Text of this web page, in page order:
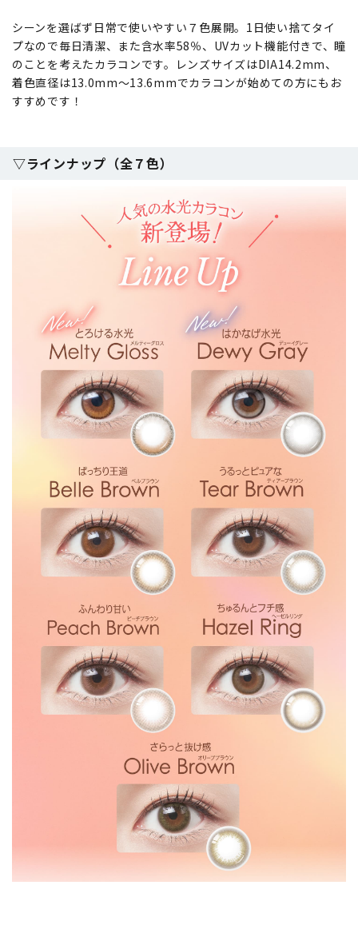
シーンを選ばず日常で使いやすい７色展開。1日使い捨てタイ
プなので毎日清潔、また含水率58％、UVカット機能付きで、瞳
のことを考えたカラコンです。レンズサイズはDIA14.2mm、
着色直径は13.0mm～13.6mmでカラコンが始めての方にもお
すすめです！
▽ラインナップ（全７色）